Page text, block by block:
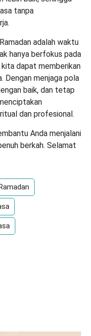
tanpa
adalah waktu
hanya berfokus pada
dapat memberikan
Dengan menjaga pola
baik, dan tetap
dan profesional.
Anda menjalani
berkah. Selamat